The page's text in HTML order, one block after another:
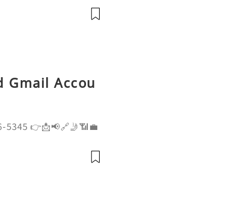
and open-source c
Gmail Accou
👉📩📢🔗🤳📶💼
Aged Gmail PVA
Old Gm